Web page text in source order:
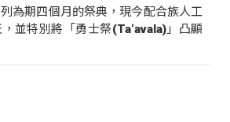
為期四個月的祭典，現今配合族人工
並特別將「勇士祭(Ta‘avala)」凸顯